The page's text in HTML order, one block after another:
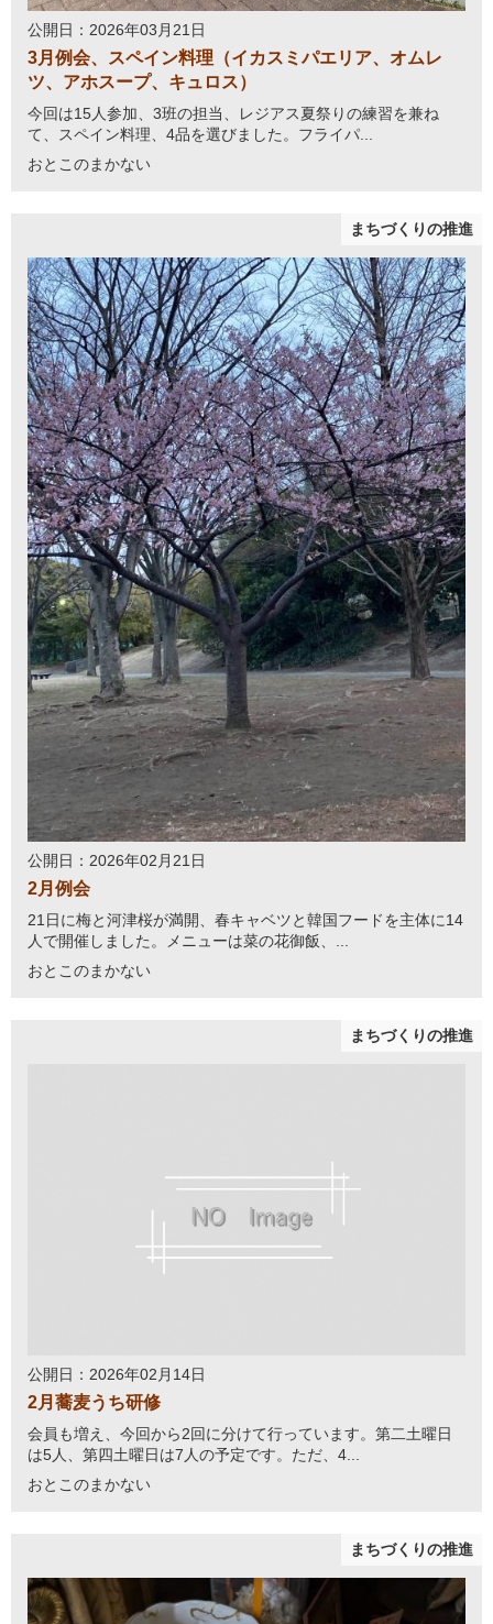
公開日：2026年03月21日
3月例会、スペイン料理（イカスミパエリア、オムレ
ツ、アホスープ、キュロス）
今回は15人参加、3班の担当、レジアス夏祭りの練習を兼ね
て、スペイン料理、4品を選びました。フライパ...
おとこのまかない
まちづくりの推進
公開日：2026年02月21日
2月例会
21日に梅と河津桜が満開、春キャベツと韓国フードを主体に14
人で開催しました。メニューは菜の花御飯、...
おとこのまかない
まちづくりの推進
公開日：2026年02月14日
2月蕎麦うち研修
会員も増え、今回から2回に分けて行っています。第二土曜日
は5人、第四土曜日は7人の予定です。ただ、4...
おとこのまかない
まちづくりの推進